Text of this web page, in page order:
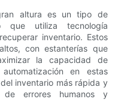
altura es un tipo de
que utiliza tecnología
inventario. Estos
con estanterías que
la capacidad de
en estas
inventario más rápida y
de errores humanos y